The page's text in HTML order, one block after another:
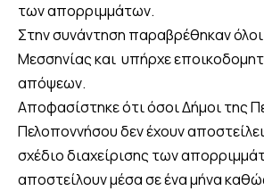
των απορριμμάτων.
Στην συνάντηση παραβρέθηκαν όλοι
Μεσσηνίας και υπήρχε
απόψεων.
Αποφασίστηκε ότι όσοι Δήμοι της
Πελοποννήσου δεν έχουν
σχέδιο διαχείρισης των
αποστείλουν μέσα σε ένα μήνα